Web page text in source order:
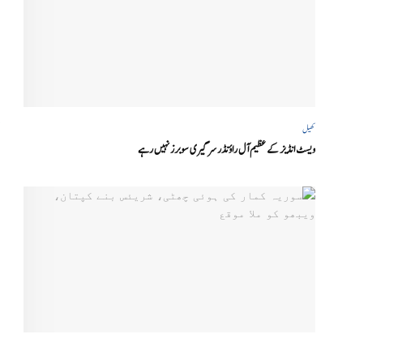
کھیل
ویسٹ انڈیز کے عظیم آل راؤنڈر سر گیری سوبرز نہیں رہے